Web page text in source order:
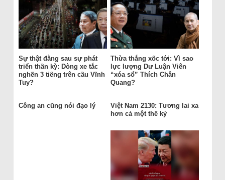
Sự thật đằng sau sự phát
triển thần kỳ: Dòng xe tắc
nghẽn 3 tiếng trên cầu Vĩnh
Tuy?
Thừa thắng xốc tới: Vì sao
lực lượng Dư Luận Viên
“xóa sổ” Thích Chân
Quang?
Công an cũng nói đạo lý
Việt Nam 2130: Tương lai xa
hơn cả một thế kỷ